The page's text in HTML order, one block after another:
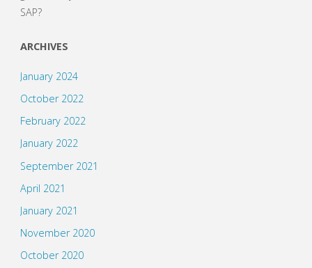
SAP?
ARCHIVES
January 2024
October 2022
February 2022
January 2022
September 2021
April 2021
January 2021
November 2020
October 2020